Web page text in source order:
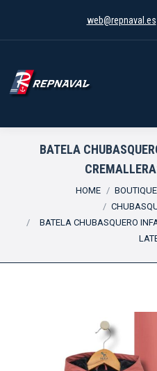
web@repnaval.es
BATELA
You are here:HOME BOUTIQUE
BATELA CHUBASQUERO